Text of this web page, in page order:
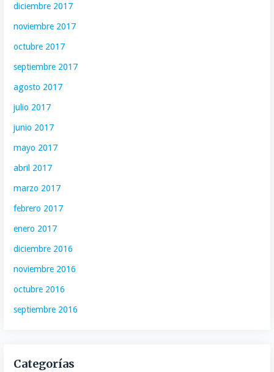
diciembre 2017
noviembre 2017
octubre 2017
septiembre 2017
agosto 2017
julio 2017
junio 2017
mayo 2017
abril 2017
marzo 2017
febrero 2017
enero 2017
diciembre 2016
noviembre 2016
octubre 2016
septiembre 2016
Categorías